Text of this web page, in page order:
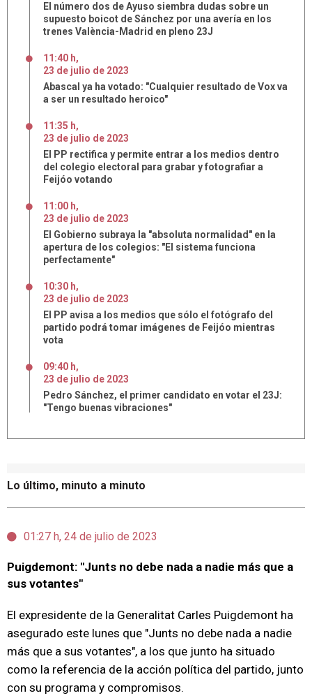
Lo último, minuto a minuto
01:27 h, 24 de julio de 2023
Puigdemont: "Junts no debe nada a nadie más que a
sus votantes"
El expresidente de la Generalitat Carles Puigdemont ha
asegurado este lunes que "Junts no debe nada a nadie
más que a sus votantes", a los que junto ha situado
como la referencia de la acción política del partido, junto
con su programa y compromisos.
El número dos de Ayuso siembra dudas sobre un
supuesto boicot de Sánchez por una avería en los
trenes València-Madrid en pleno 23J
11:40 h,
23 de julio de 2023
Abascal ya ha votado: "Cualquier resultado de Vox va
a ser un resultado heroico"
11:35 h,
23 de julio de 2023
El PP rectifica y permite entrar a los medios dentro
del colegio electoral para grabar y fotografiar a
Feijóo votando
11:00 h,
23 de julio de 2023
El Gobierno subraya la "absoluta normalidad" en la
apertura de los colegios: "El sistema funciona
perfectamente"
10:30 h,
23 de julio de 2023
El PP avisa a los medios que sólo el fotógrafo del
partido podrá tomar imágenes de Feijóo mientras
vota
09:40 h,
23 de julio de 2023
Pedro Sánchez, el primer candidato en votar el 23J:
"Tengo buenas vibraciones"